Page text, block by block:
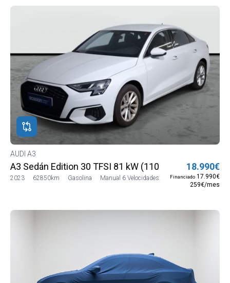
AUDI A3
A3 Sedán Edition 30 TFSI 81 kW (110 CV)
2023 62850km Gasolina Manual 6 Velocidades
18.990€
Financiado 17.990€
259€/mes